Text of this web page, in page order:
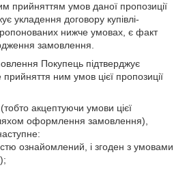
прийняттям умов даної пропозиції
укладення договору купівлі-
нижче умовах, є факт
замовлення.
Покупець підтверджує
ним умов цієї пропозиції
акцептуючи умови цієї
оформлення замовлення),
ознайомлений, і згоден з умовами